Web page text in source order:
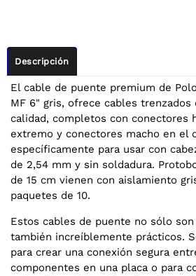
Descripción
El cable de puente premium de
MF 6" gris, ofrece cables trenzados
calidad, completos con conectores
extremo y conectores macho en el
específicamente para usar con
de 2,54 mm y sin soldadura.
de 15 cm vienen con aislamiento
paquetes de 10.
Estos cables de puente no sólo
también increíblemente prácticos.
para crear una conexión segura
componentes en una placa o para